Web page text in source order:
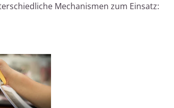
Mechanismen zum Einsatz: